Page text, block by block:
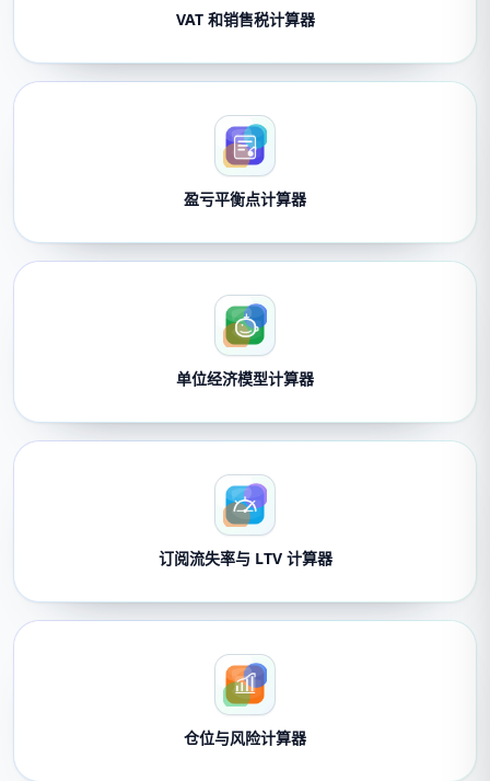
VAT 和销售税计算器
盈亏平衡点计算器
单位经济模型计算器
订阅流失率与 LTV 计算器
仓位与风险计算器